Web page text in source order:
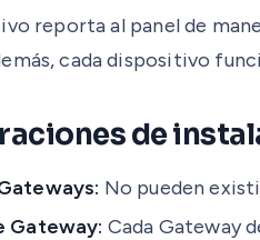
reporta al panel de
cada dispositivo
de
No pueden
Gateway: Cada Gateway